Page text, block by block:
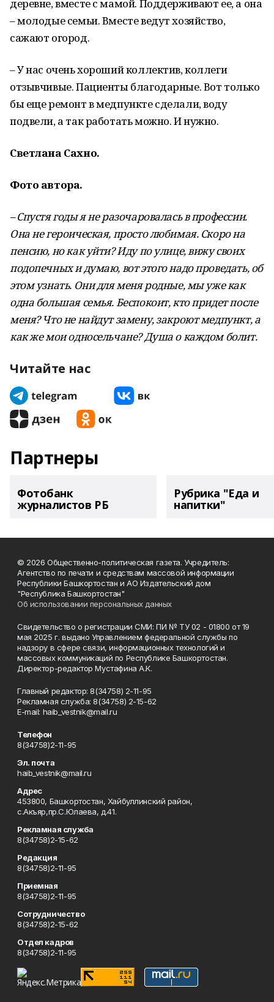
деревне, вместе с мамой. Поддерживают ее, а она
– молодые семьи. Вместе ведут хозяйство,
сажают огород.
– У нас очень хороший коллектив, коллеги
отзывчивые. Пациенты благодарные. Вот только
бы еще ремонт в медпункте сделали, воду
подвели, а так работать можно. И нужно.
Светлана Сахно.
Фото автора.
– Спустя годы я не разочаровалась в профессии.
Она не героическая, просто любимая. Скоро на
пенсию, но как уйти? Иду по улице, вижу своих
подопечных и думаю, вот этого надо проведать, об
этом узнать. Они для меня родные, мы уже как
одна большая семья. Беспокоит, кто придет после
меня? Что не найдут замену, закроют медпункт, а
как же мои односельчане? Душа о каждом болит.
Читайте нас
Партнеры
Фотобанк
журналистов РБ
Рубрика "Еда и
напитки"
© 2026 Общественно-политическая газета. Учредитель:
Агентство по печати и средствам массовой информации
Республики Башкортостан и АО Издательский дом
"Республика Башкортостан"
Об использовании персональных данных
Свидетельство о регистрации СМИ: ПИ № ТУ 02 - 01800 от 19
мая 2025 г. выдано Управлением федеральной службы по
надзору в сфере связи, информационных технологий и
массовых коммуникаций по Республике Башкортостан.
Директор-редактор Мустафина А.К.
Главный редактор: 8(34758) 2-11-95
Рекламная служба: 8(34758) 2-15-62
Е-mаil: haib_vestnik@mail.ru
Телефон
8(34758)2-11-95
Эл. почта
haib_vestnik@mail.ru
Адрес
453800, Башкортостан, Хайбуллинский район,
с.Акъяр,пр.С.Юлаева, д.41.
Рекламная служба
8(34758)2-15-62
Редакция
8(34758)2-11-95
Приемная
8(34758)2-11-95
Сотрудничество
8(34758)2-15-62
Отдел кадров
8(34758)2-11-95